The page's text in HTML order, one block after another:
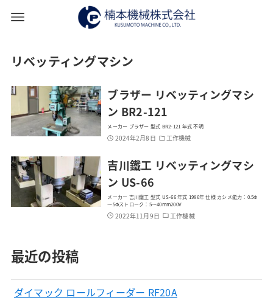
リベッティングマシン
ブラザー リベッティングマシ
ン BR2-121
メーカー ブラザー 型式 BR2-121 年式 不明
2024年2月8日 工作機械
吉川鐵工 リベッティングマシ
ン US-66
メーカー 吉川鐵工 型式 US-66 年式 1986年 仕様 カシメ能力：0.5Φ
～5Φストローク：5～40mm200V
2022年11月9日 工作機械
最近の投稿
ダイマック ロールフィーダー RF20A